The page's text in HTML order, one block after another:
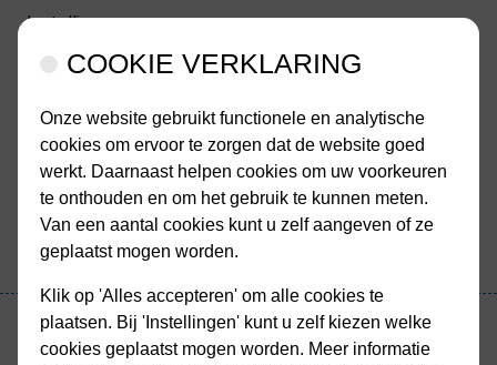
Instellingen
Hoofdmenu
COOKIE VERKLARING
Onze website gebruikt functionele en analytische
cookies om ervoor te zorgen dat de website goed
werkt. Daarnaast helpen cookies om uw voorkeuren
te onthouden en om het gebruik te kunnen meten.
Van een aantal cookies kunt u zelf aangeven of ze
geplaatst mogen worden.
Klik op 'Alles accepteren' om alle cookies te
plaatsen. Bij 'Instellingen' kunt u zelf kiezen welke
cookies geplaatst mogen worden. Meer informatie